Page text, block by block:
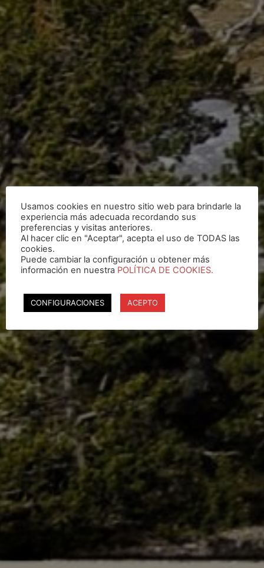
Usamos cookies en nuestro sitio web para brindarle la
experiencia más adecuada recordando sus
preferencias y visitas anteriores.
Al hacer clic en "Aceptar", acepta el uso de TODAS las
cookies.
Puede cambiar la configuración u obtener más
información en nuestra POLÍTICA DE COOKIES.
CONFIGURACIONES ACEPTO